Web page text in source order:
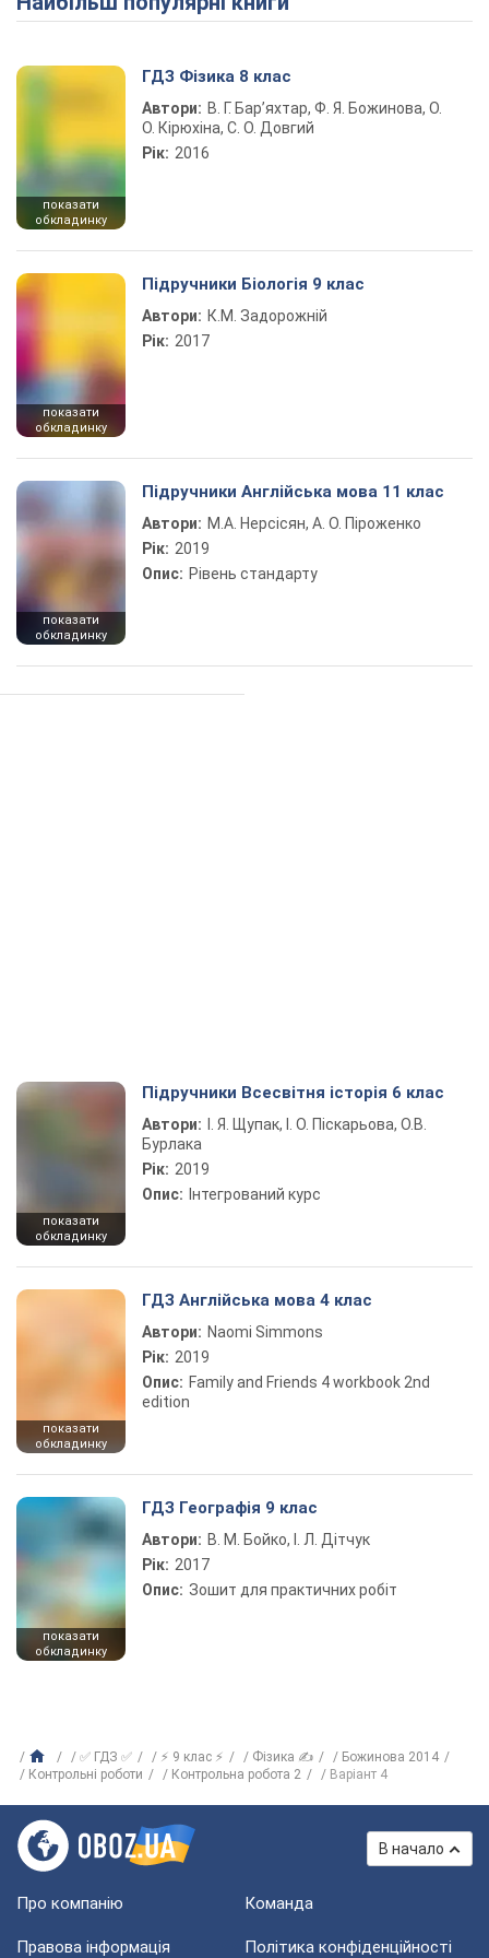
показати
обкладинку
ГДЗ Фізика 8 клас
Автори: В. Г. Бар’яхтар, Ф. Я. Божинова, О.
О. Кірюхіна, С. О. Довгий
Рік: 2016
показати
обкладинку
Підручники Біологія 9 клас
Автори: К.М. Задорожній
Рік: 2017
показати
обкладинку
Підручники Англійська мова 11 клас
Автори: М.А. Нерсісян, А. О. Піроженко
Рік: 2019
Опис: Рівень стандарту
показати
обкладинку
Підручники Всесвітня історія 6 клас
Автори:
І. Я. Щупак, І. О. Піскарьова, О.В.
Бурлака
Рік: 2019
Опис: Інтегрований курс
показати
обкладинку
ГДЗ Англійська мова 4 клас
Автори: Naomi Simmons
Рік: 2019
Опис: Family and Friends 4 workbook 2nd
edition
показати
обкладинку
ГДЗ Географія 9 клас
Автори: В. М. Бойко, І. Л. Дітчук
Рік: 2017
Опис: Зошит для практичних робіт
✅ ГДЗ ✅ ⚡ 9 клас ⚡ Фізика ✍
Божинова 2014
Контрольні роботи
Контрольна робота 2 Варіант 4
В начало
Про компанію Команда
Правова інформація Політика конфіденційності